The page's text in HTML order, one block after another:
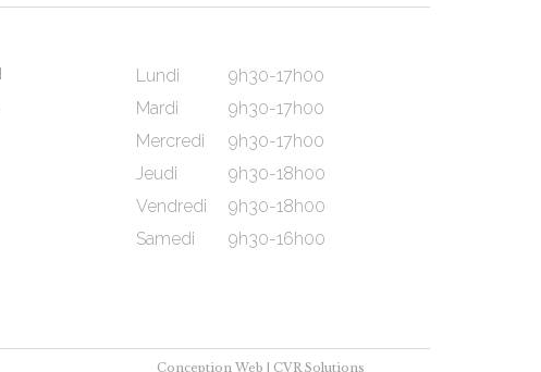
Lundi
9h30-17h00
Mardi
9h30-17h00
Mercredi
9h30-17h00
Jeudi
9h30-18h00
Vendredi
9h30-18h00
Samedi
9h30-16h00
Conception Web | CVR Solutions